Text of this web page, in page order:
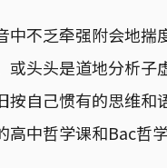
中不乏牵强附会地揣
或头头是道地分析
自己惯有的思维和
高中哲学课和Bac哲